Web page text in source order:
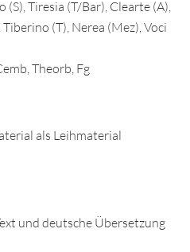
(S), Tiresia (T/Bar), Clearte (A),
(T), Nerea (Mez), Voci
Theorb, Fg
als Leihmaterial
und deutsche Übersetzung